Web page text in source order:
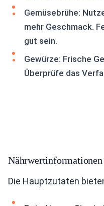
Gemüsebrühe:
mehr Geschmack.
gut sein.
Gewürze: Frische
Überprüfe das
Nährwertinformationen
Die Hauptzutaten